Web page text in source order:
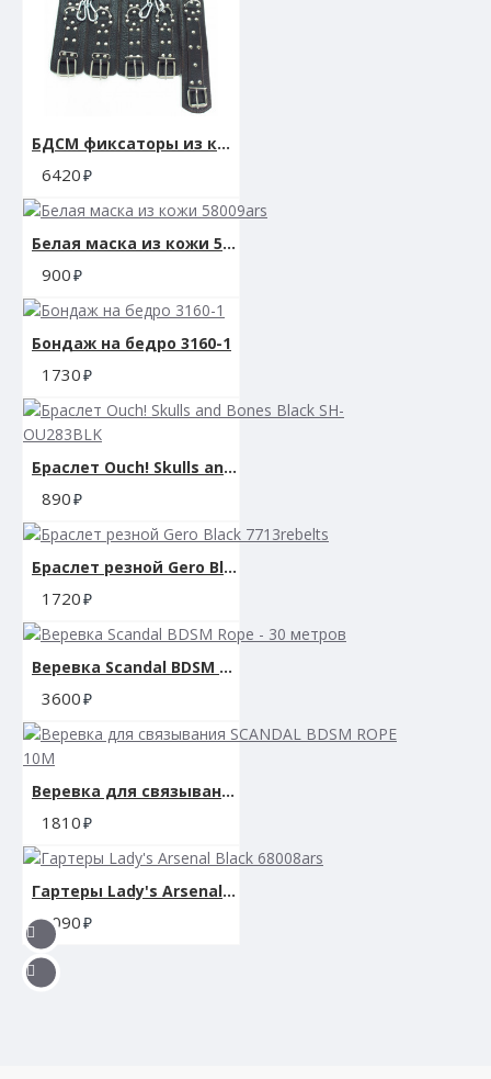
БДСМ фиксаторы из кожи 53013ars
6420
Белая маска из кожи 58009ars
900
Бондаж на бедро 3160-1
1730
Браслет Ouch! Skulls and Bones Black SH-OU283BLK
890
Браслет резной Gero Black 7713rebelts
1720
Веревка Scandal BDSM Rope - 30 метров
3600
Веревка для связывания SCANDAL BDSM ROPE 10M
1810
Гартеры Lady's Arsenal Black 68008ars
3090